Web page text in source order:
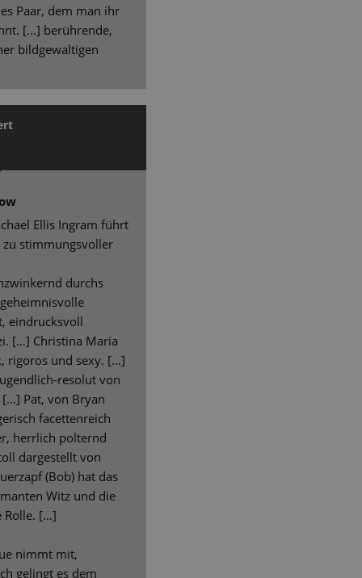
Paar, dem man ihr
[...] berührende,
bildgewaltigen
Ellis Ingram führt
zu stimmungsvoller
durchs
eindrucksvoll
[…] Christina Maria
rigoros und sexy. […]
resolut von
Pat, von Bryan
facettenreich
herrlich polternd
dargestellt von
(Bob) hat das
Witz und die
Rolle. […]
nimmt mit,
gelingt es dem